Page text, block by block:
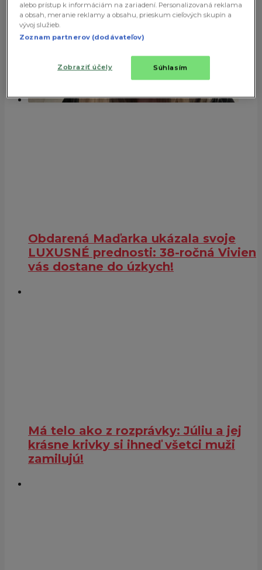
Obdarená Maďarka ukázala svoje
LUXUSNÉ prednosti: 38-ročná Vivien
vás dostane do úzkych!
Má telo ako z rozprávky: Júliu a jej
krásne krivky si ihneď všetci muži
zamilujú!
alebo prístup k informáciám na zariadení. Personalizovaná reklama
a obsah, meranie reklamy a obsahu, prieskum cieľových skupín a
vývoj služieb.
Zoznam partnerov (dodávateľov)
Súhlasím
Zobraziť účely